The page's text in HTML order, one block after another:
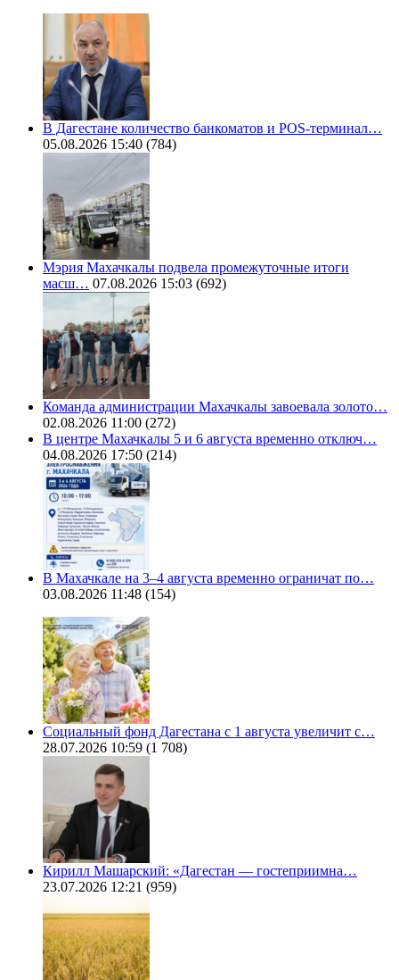
В Дагестане количество банкоматов и POS-терминал…
05.08.2026 15:40 (784)
Мэрия Махачкалы подвела промежуточные итоги
масш… 07.08.2026 15:03 (692)
Команда администрации Махачкалы завоевала золото…
02.08.2026 11:00 (272)
В центре Махачкалы 5 и 6 августа временно отключ…
04.08.2026 17:50 (214)
В Махачкале на 3–4 августа временно ограничат по…
03.08.2026 11:48 (154)
Социальный фонд Дагестана с 1 августа увеличит с…
28.07.2026 10:59 (1 708)
Кирилл Машарский: «Дагестан — гостеприимна…
23.07.2026 12:21 (959)